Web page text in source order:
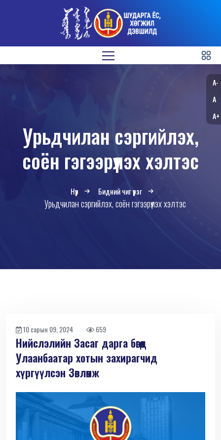
Урьдчилан сэргийлэх,
соён гэгээрүүлэх хэлтэс
Нүүр Бидний чиг үүрэг
Урьдчилан сэргийлэх, соён гэгээрүүлэх хэлтэс
10 сарын 09, 2024 659
Нийслэлийн Засаг дарга бөгөөд
Улаанбаатар хотын захирагчид
хүргүүлсэн Зөвлөмж
A-
A
A+